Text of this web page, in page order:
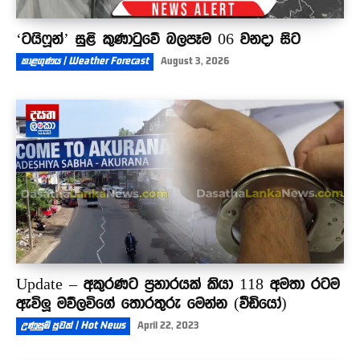
‘ටයිෆූන්’ සුළි කුණාටුවේ බලපෑම 06 වනදා සිට
කාළගුණය | Weather Forecast August 3, 2026
Update – අකුරණට ප්‍රහාරයක් කියා 118 අමතා රටම
ඇවිලූ මව්ලවිගේ තොරතුරු මෙන්න (වීඩියෝ)
උණුසුම් පුවත් | Hot News April 22, 2023